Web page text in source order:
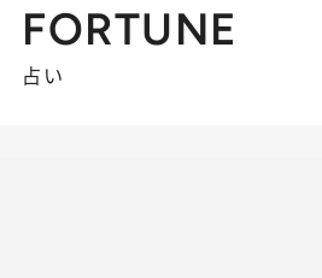
FORTUNE
占い